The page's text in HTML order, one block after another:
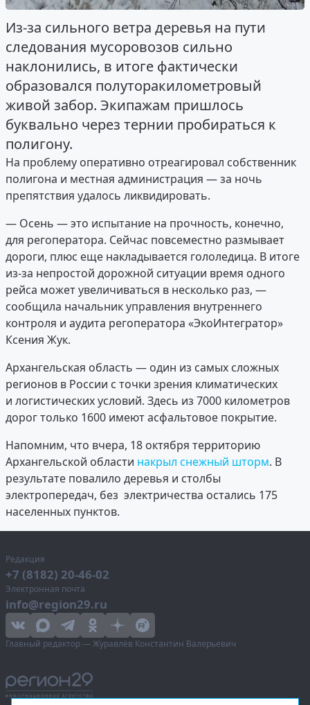
Из-за сильного ветра деревья на пути
следования мусоровозов сильно
наклонились, в итоге фактически
образовался полуторакилометровый
живой забор. Экипажам пришлось
буквально через тернии пробираться к
полигону.
На проблему оперативно отреагировал собственник
полигона и местная администрация — за ночь
препятствия удалось ликвидировать.
— Осень — это испытание на прочность, конечно,
для регоператора. Сейчас повсеместно размывает
дороги, плюс еще накладывается гололедица. В итоге
из-за непростой дорожной ситуации время одного
рейса может увеличиваться в несколько раз, —
сообщила начальник управления внутреннего
контроля и аудита регоператора «ЭкоИнтегратор»
Ксения Жук.
Архангельская область — один из самых сложных
регионов в России с точки зрения климатических
и логистических условий. Здесь из 7000 километров
дорог только 1600 имеют асфальтовое покрытие.
Напомним, что вчера, 18 октября территорию
Архангельской области накрыл снежный шторм. В
результате повалило деревья и столбы
электропередач, без электричества остались 175
населенных пунктов.
Редакция
+7 (8182) 20-46-02
Электронная почта
info@region29.ru
Главный редактор — Журавлёв Константин Валерьевич